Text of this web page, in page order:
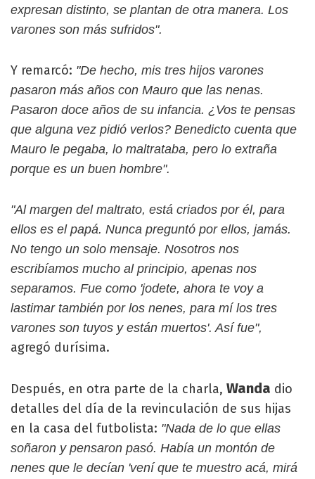
expresan distinto, se plantan de otra manera. Los
varones son más sufridos".
Y remarcó: "De hecho, mis tres hijos varones
pasaron más años con Mauro que las nenas.
Pasaron doce años de su infancia. ¿Vos te pensas
que alguna vez pidió verlos? Benedicto cuenta que
Mauro le pegaba, lo maltrataba, pero lo extraña
porque es un buen hombre".
"Al margen del maltrato, está criados por él, para
ellos es el papá. Nunca preguntó por ellos, jamás.
No tengo un solo mensaje. Nosotros nos
escribíamos mucho al principio, apenas nos
separamos. Fue como 'jodete, ahora te voy a
lastimar también por los nenes, para mí los tres
varones son tuyos y están muertos'. Así fue",
agregó durísima.
Después, en otra parte de la charla, Wanda dio
detalles del día de la revinculación de sus hijas
en la casa del futbolista: "Nada de lo que ellas
soñaron y pensaron pasó. Había un montón de
nenes que le decían 'vení que te muestro acá, mirá